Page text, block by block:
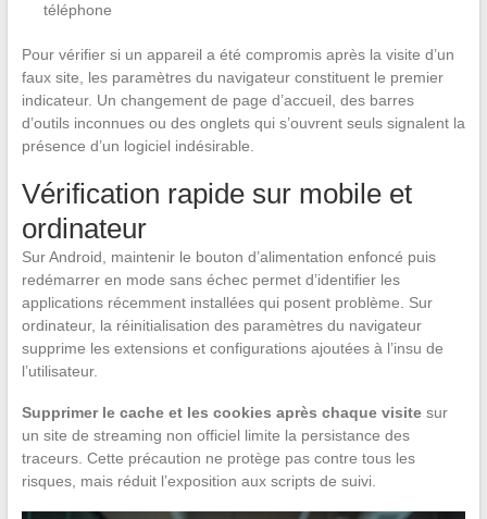
téléphone
Pour vérifier si un appareil a été compromis après la visite d’un
faux site, les paramètres du navigateur constituent le premier
indicateur. Un changement de page d’accueil, des barres
d’outils inconnues ou des onglets qui s’ouvrent seuls signalent la
présence d’un logiciel indésirable.
Vérification rapide sur mobile et
ordinateur
Sur Android, maintenir le bouton d’alimentation enfoncé puis
redémarrer en mode sans échec permet d’identifier les
applications récemment installées qui posent problème. Sur
ordinateur, la réinitialisation des paramètres du navigateur
supprime les extensions et configurations ajoutées à l’insu de
l’utilisateur.
Supprimer le cache et les cookies après chaque visitesur
un site de streaming non officiel limite la persistance des
traceurs. Cette précaution ne protège pas contre tous les
risques, mais réduit l’exposition aux scripts de suivi.